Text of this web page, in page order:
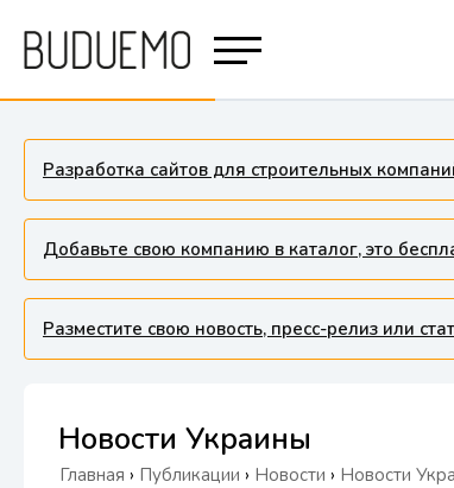
Разработка сайтов для строительных
Добавьте свою компанию в каталог, это
Разместите свою новость, пресс-релиз или
Новости Украины
Главная › Публикации › Новости › Новости